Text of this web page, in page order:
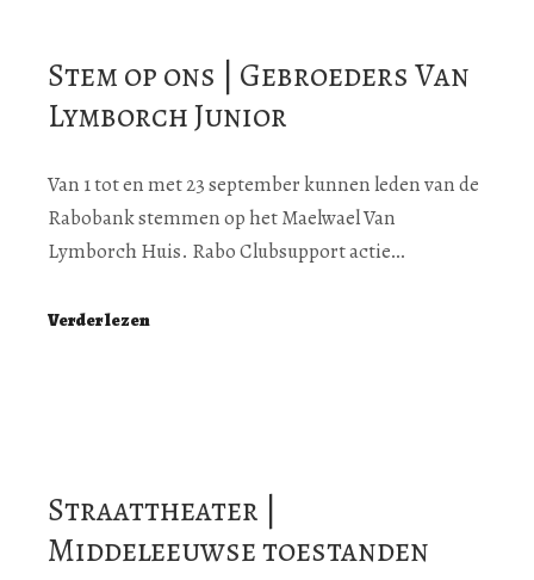
Stem op ons | Gebroeders Van
Lymborch Junior
Van 1 tot en met 23 september kunnen leden van de
Rabobank stemmen op het Maelwael Van
Lymborch Huis. Rabo Clubsupport actie…
Verder lezen
Straattheater |
Middeleeuwse toestanden